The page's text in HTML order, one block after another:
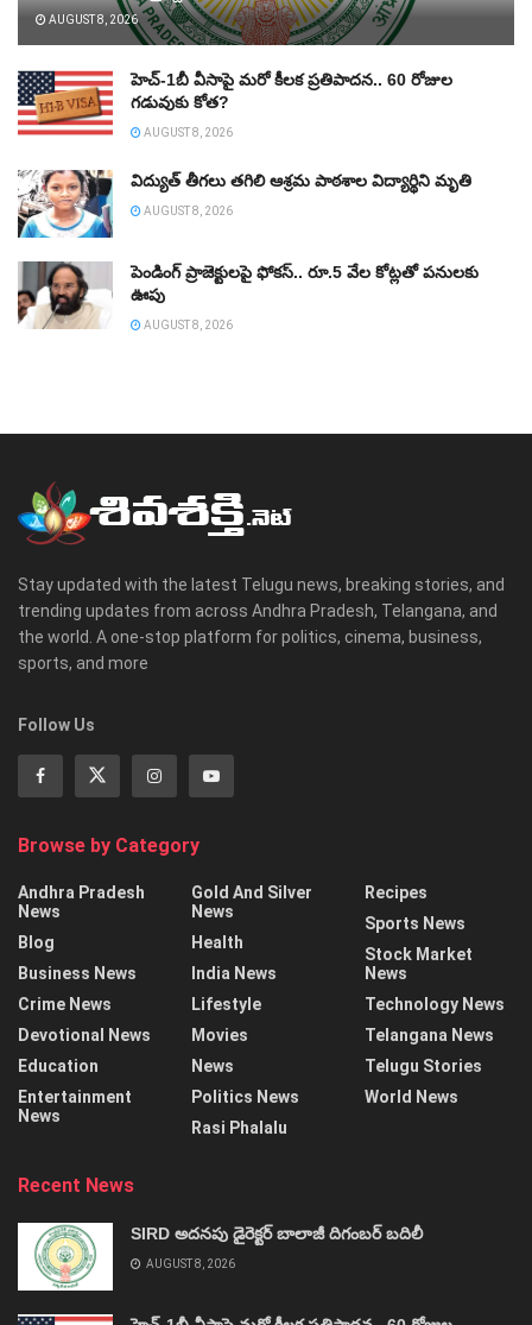
AUGUST 8, 2026
హెచ్‌-1బీ వీసాపై మరో కీలక ప్రతిపాదన.. 60 రోజుల
గడువుకు కోత?
AUGUST 8, 2026
విద్యుత్‌ తీగలు తగిలి ఆశ్రమ పాఠశాల విద్యార్థిని మృతి
AUGUST 8, 2026
పెండింగ్‌ ప్రాజెక్టులపై ఫోకస్‌.. రూ.5 వేల కోట్లతో పనులకు
ఊపు
AUGUST 8, 2026
Stay updated with the latest Telugu news, breaking stories, and
trending updates from across Andhra Pradesh, Telangana, and
the world. A one-stop platform for politics, cinema, business,
sports, and more
Follow Us
Browse by Category
Andhra Pradesh
News
Blog
Business News
Crime News
Devotional News
Education
Entertainment
News
Gold And Silver
News
Health
India News
Lifestyle
Movies
News
Politics News
Rasi Phalalu
Recipes
Sports News
Stock Market
News
Technology News
Telangana News
Telugu Stories
World News
Recent News
SIRD అదనపు డైరెక్టర్‌ బాలాజీ దిగంబర్‌ బదిలీ
AUGUST 8, 2026